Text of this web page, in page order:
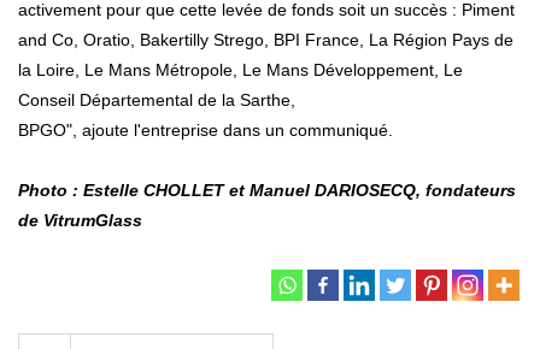
activement pour que cette levée de fonds soit un succès : Piment
and Co, Oratio, Bakertilly Strego, BPI France, La Région Pays de
la Loire, Le Mans Métropole, Le Mans Développement, Le
Conseil Départemental de la Sarthe,
BPGO", ajoute l'entreprise dans un communiqué.
Photo : Estelle CHOLLET et Manuel DARIOSECQ, fondateurs
de VitrumGlass